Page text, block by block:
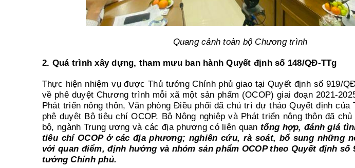
Quang cảnh toàn bộ Chương trình
2. Quá trình xây dựng, tham mưu ban hành Quyết định số 148/QĐ-TTg
Thực hiện nhiệm vụ được Thủ tướng Chính phủ giao tại Quyết định số 919/
về phê duyệt Chương trình mỗi xã một sản phẩm (OCOP) giai đoạn 2021-
Phát triển nông thôn, Văn phòng Điều phối đã chủ trì dự thảo Quyết định của
phê duyệt Bộ tiêu chí OCOP. Bộ Nông nghiệp và Phát triển nông thôn đã
bộ, ngành Trung ương và các địa phương có liên quantổng hợp, đánh giá
tiêuchí OCOP ở các địa phương; nghiên cứu, rà soát, bổ sung những
với quan điểm, định hướng và nhóm sản phẩm OCOP theo Quyết định số
tướng Chính phủ.